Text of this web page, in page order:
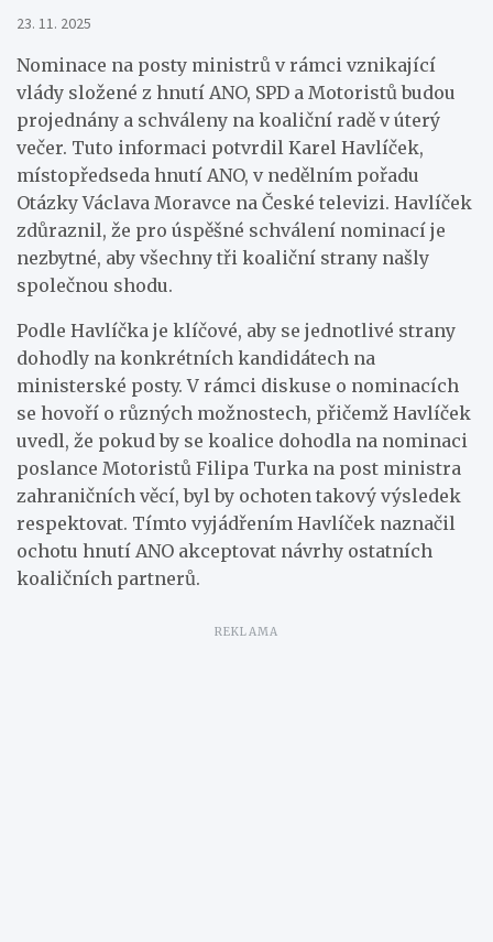
23. 11. 2025
Nominace na posty ministrů v rámci vznikající
vlády složené z hnutí ANO, SPD a Motoristů budou
projednány a schváleny na koaliční radě v úterý
večer. Tuto informaci potvrdil Karel Havlíček,
místopředseda hnutí ANO, v nedělním pořadu
Otázky Václava Moravce na České televizi. Havlíček
zdůraznil, že pro úspěšné schválení nominací je
nezbytné, aby všechny tři koaliční strany našly
společnou shodu.
Podle Havlíčka je klíčové, aby se jednotlivé strany
dohodly na konkrétních kandidátech na
ministerské posty. V rámci diskuse o nominacích
se hovoří o různých možnostech, přičemž Havlíček
uvedl, že pokud by se koalice dohodla na nominaci
poslance Motoristů Filipa Turka na post ministra
zahraničních věcí, byl by ochoten takový výsledek
respektovat. Tímto vyjádřením Havlíček naznačil
ochotu hnutí ANO akceptovat návrhy ostatních
koaličních partnerů.